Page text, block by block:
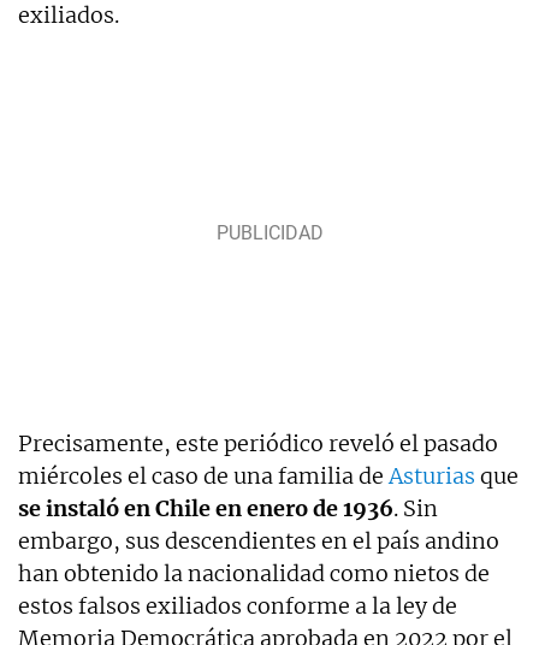
exiliados.
Precisamente, este periódico reveló el pasado
miércoles el caso de una familia deAsturias que
se instaló en Chile en enero de 1936. Sin
embargo, sus descendientes en el país andino
han obtenido la nacionalidad como nietos de
estos falsos exiliados conforme a la ley de
Memoria Democrática aprobada en 2022 por el